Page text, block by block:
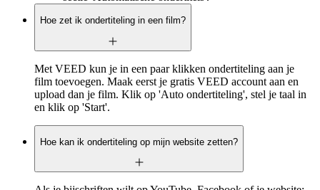
Hoe zet ik ondertiteling in een film?
Met VEED kun je in een paar klikken ondertiteling aan je
film toevoegen. Maak eerst je gratis VEED account aan en
upload dan je film. Klik op 'Auto ondertiteling', stel je taal in
en klik op 'Start'.
Hoe kan ik ondertiteling op mijn website zetten?